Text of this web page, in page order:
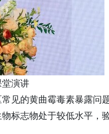
演讲
见的黄曲霉毒素暴露问
标志物处于较低水平，